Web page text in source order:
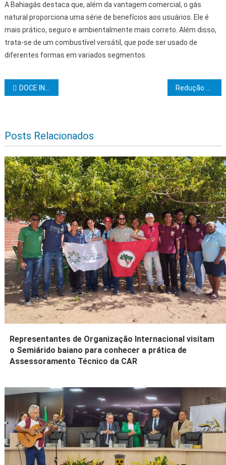
A Bahiagás destaca que, além da vantagem comercial, o gás
natural proporciona uma série de benefícios aos usuários. Ele é
mais prático, seguro e ambientalmente mais correto. Além disso,
trata-se de um combustível versátil, que pode ser usado de
diferentes formas em variados segmentos.
Navegação de Post
DOCE INFÂNCIA – poesia Redução da tarifa de gás natural a partir de 1º de maio
Posts Relacionados
Representantes de Organização Internacional visitam
o Semiárido baiano para conhecer a prática de
Assessoramento Técnico da CAR